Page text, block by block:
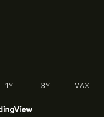
1Y 3Y MAX